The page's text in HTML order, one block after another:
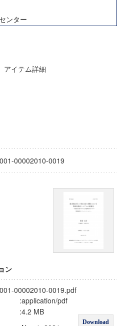
ンター
スティテュート
果報告書
グプログラム「超成熟社会発展のサ
アイテム詳細
00002010-0019
ン
00002010-0019.pdf
:application/pdf
Download
:4.2 MB